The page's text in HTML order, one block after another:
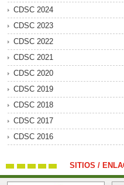
CDSC 2024
CDSC 2023
CDSC 2022
CDSC 2021
CDSC 2020
CDSC 2019
CDSC 2018
CDSC 2017
CDSC 2016
SITIOS /